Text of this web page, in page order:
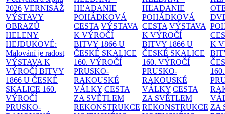
2026 VERNISÁŽ
VÝSTAVY
OBRAZŮ
HELENY
HEJDUKOVÉ:
Malování je radost
VÝSTAVA K
VÝROČÍ BITVY
1866 U ČESKÉ
SKALICE 160.
VÝROČÍ
PRUSKO-
HĽADANIE
POHÁDKOVÁ
CESTA VÝSTAVA
K VÝROČÍ
BITVY 1866 U
ČESKÉ SKALICE
160. VÝROČÍ
PRUSKO-
RAKOUSKÉ
VÁLKY CESTA
ZA SVĚTLEM
REKONSTRUKCE
HĽADANIE
POHÁDKOVÁ
CESTA VÝSTAVA
K VÝROČÍ
BITVY 1866 U
ČESKÉ SKALICE
160. VÝROČÍ
PRUSKO-
RAKOUSKÉ
VÁLKY CESTA
ZA SVĚTLEM
REKONSTRUKCE
K
ZA